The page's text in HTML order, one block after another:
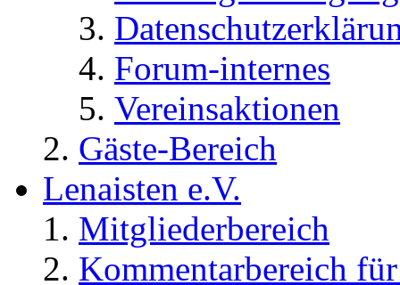
Forum-internes
Vereinsaktionen
Gäste-Bereich
Lenaisten e.V.
Mitgliederbereich
Kommentarbereich